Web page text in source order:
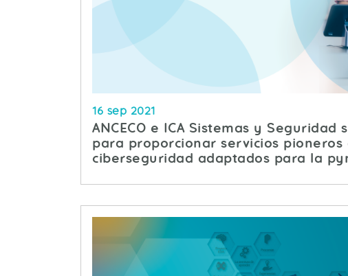
16 sep 2021
ANCECO e ICA Sistemas y Seguridad
para proporcionar servicios pioneros
ciberseguridad adaptados para la